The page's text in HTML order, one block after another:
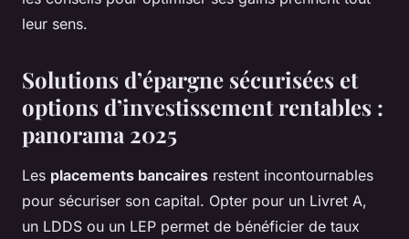
leur sens.
Solutions d’épargne sécurisées et
options d’investissement rentables :
panorama 2025
Les placements bancaires restent incontournables
pour sécuriser son capital. Opter pour un Livret A,
un LDDS ou un LEP permet de bénéficier de taux